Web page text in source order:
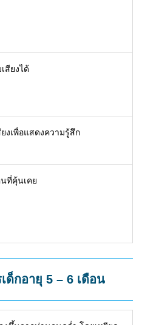
สียงได้
ยงเพื่อแสดงความรู้สึก
ที่คุ้นเคย
ด็กอายุ 5 – 6 เดือน